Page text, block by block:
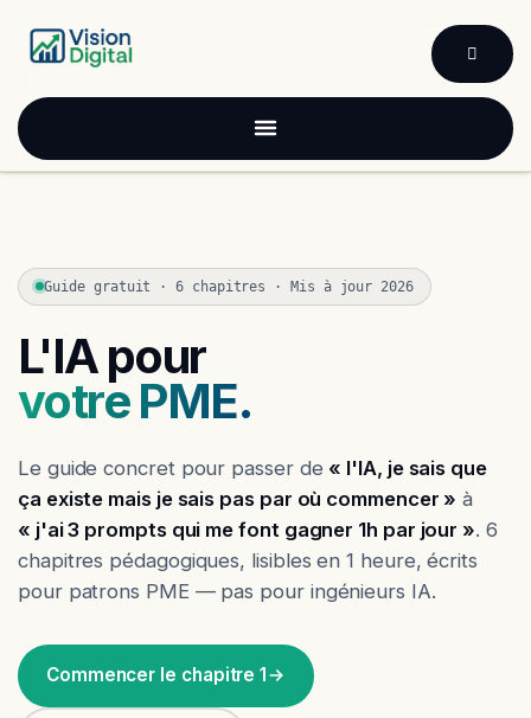
Guide gratuit · 6 chapitres · Mis à jour 2026
L'IA pour
votre PME.
Le guide concret pour passer de « l'IA, je sais que
ça existe mais je sais pas par où commencer » à
« j'ai 3 prompts qui me font gagner 1h par jour ». 6
chapitres pédagogiques, lisibles en 1 heure, écrits
pour patrons PME — pas pour ingénieurs IA.
Commencer le chapitre 1